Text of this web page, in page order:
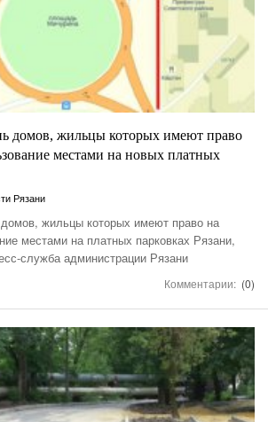
домов, жильцы которых имеют право
местами на новых платных
Рязани
жильцы которых имеют право на
местами на платных парковках Рязани,
служба администрации Рязани
Комментарии: (0)